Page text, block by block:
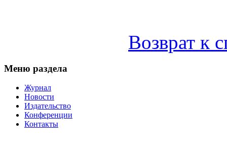
Возврат к
Меню раздела
Журнал
Новости
Издательство
Конференции
Контакты